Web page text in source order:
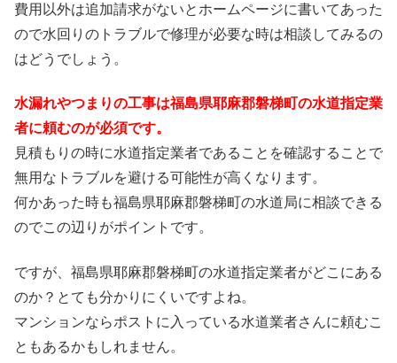
費用以外は追加請求がないとホームページに書いてあった
ので水回りのトラブルで修理が必要な時は相談してみるの
はどうでしょう。
水漏れやつまりの工事は福島県耶麻郡磐梯町の水道指定業
者に頼むのが必須です。
見積もりの時に水道指定業者であることを確認することで
無用なトラブルを避ける可能性が高くなります。
何かあった時も福島県耶麻郡磐梯町の水道局に相談できる
のでこの辺りがポイントです。
ですが、福島県耶麻郡磐梯町の水道指定業者がどこにある
のか？とても分かりにくいですよね。
マンションならポストに入っている水道業者さんに頼むこ
ともあるかもしれません。